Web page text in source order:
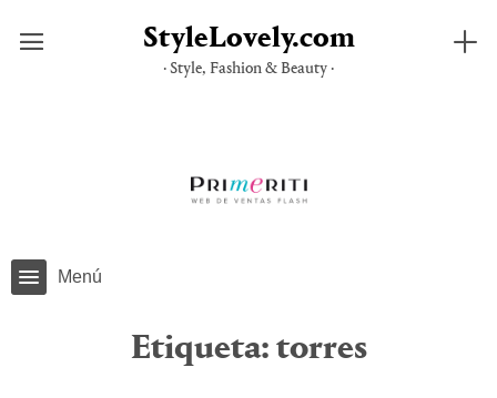
StyleLovely.com
· Style, Fashion & Beauty ·
Menú
Etiqueta: torres